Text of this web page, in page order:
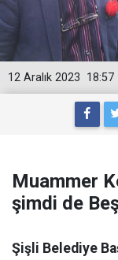
18:57
12 Aralık 2023
Muammer
şimdi de
Şişli Belediye